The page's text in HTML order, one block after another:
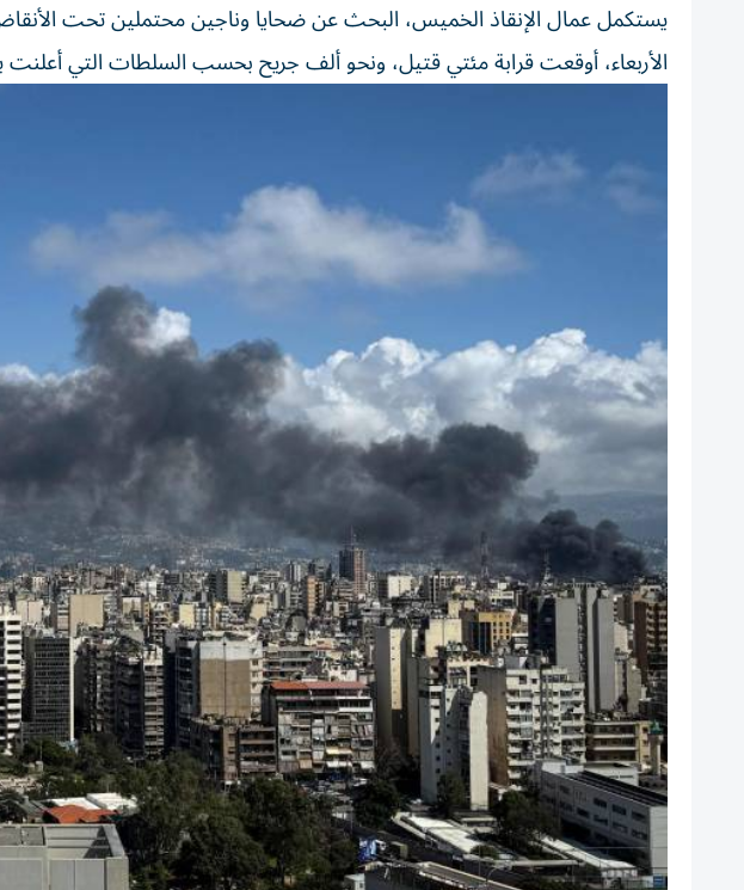
يستكمل عمال الإنقاذ الخميس، البحث عن ضحايا وناجين محتملين تحت
الأربعاء، أوقعت قرابة مئتي قتيل، ونحو ألف جريح بحسب السلطات التي